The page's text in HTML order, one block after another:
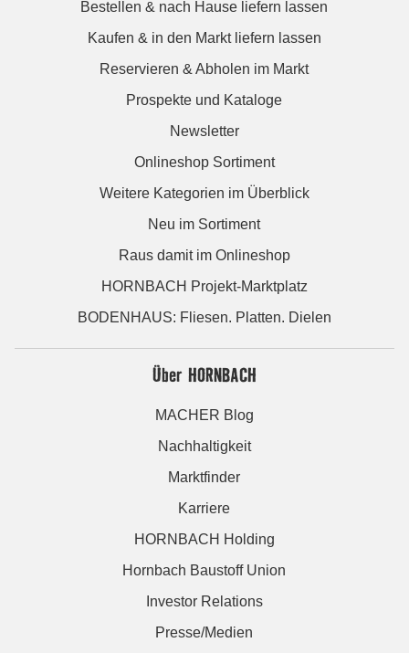
Bestellen & nach Hause liefern lassen
Kaufen & in den Markt liefern lassen
Reservieren & Abholen im Markt
Prospekte und Kataloge
Newsletter
Onlineshop Sortiment
Weitere Kategorien im Überblick
Neu im Sortiment
Raus damit im Onlineshop
HORNBACH Projekt-Marktplatz
BODENHAUS: Fliesen. Platten. Dielen
Über HORNBACH
MACHER Blog
Nachhaltigkeit
Marktfinder
Karriere
HORNBACH Holding
Hornbach Baustoff Union
Investor Relations
Presse/Medien